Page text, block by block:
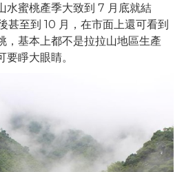
水蜜桃產季大致到 7 月底就結
甚至到 10 月，在市面上還可看到
，基本上都不是拉拉山地區生產
睜大眼睛。